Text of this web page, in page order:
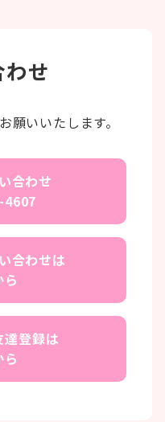
せ
願いいたします。
合わせ
4607
合わせは
ら
達登録は
ら